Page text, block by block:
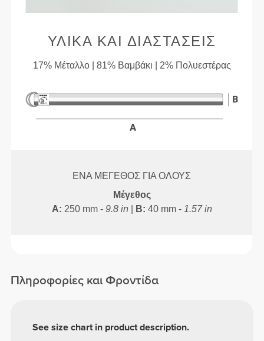
ΥΛΙΚΆ ΚΑΙ ΔΙΑΣΤΆΣΕΙΣ
17% Μέταλλο | 81% Βαμβάκι | 2% Πολυεστέρας
ΈΝΑ ΜΈΓΕΘΟΣ ΓΙΑ ΌΛΟΥΣ
Μέγεθος
A: 250 mm - 9.8 in| B: 40 mm - 1.57 in
Πληροφορίες και Φροντίδα
See size chart in product description.